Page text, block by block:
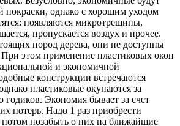
покраски, однако с хорошим уходом
появляются микротрещины,
пропускается воздух и прочее.
пород дерева, они не доступны
этом применение пластиковых окон
и экономичной
конструкции встречаются
пластиковые окупаются за
годиков. Экономия бывает за счет
потерь. Надо 1 раз приобрести
потом позабыть о них на ближайшие